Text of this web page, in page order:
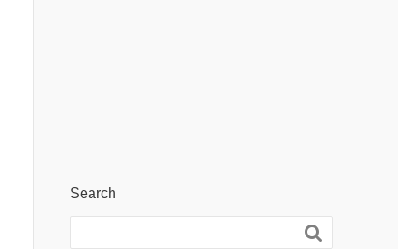
Search
